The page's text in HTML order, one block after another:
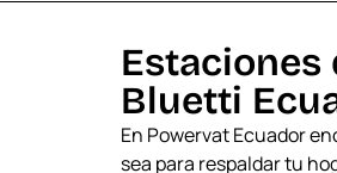
Estaciones
Bluetti
En Powervat Ecuador
sea para respaldar tu